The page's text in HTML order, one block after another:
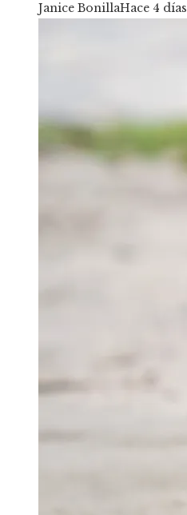
Janice BonillaHace 4 días